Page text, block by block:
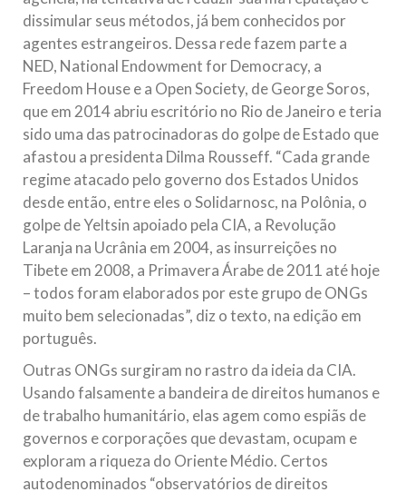
dissimular seus métodos, já bem conhecidos por
agentes estrangeiros. Dessa rede fazem parte a
NED, National Endowment for Democracy, a
Freedom House e a Open Society, de George Soros,
que em 2014 abriu escritório no Rio de Janeiro e teria
sido uma das patrocinadoras do golpe de Estado que
afastou a presidenta Dilma Rousseff. “Cada grande
regime atacado pelo governo dos Estados Unidos
desde então, entre eles o Solidarnosc, na Polônia, o
golpe de Yeltsin apoiado pela CIA, a Revolução
Laranja na Ucrânia em 2004, as insurreições no
Tibete em 2008, a Primavera Árabe de 2011 até hoje
– todos foram elaborados por este grupo de ONGs
muito bem selecionadas”, diz o texto, na edição em
português.
Outras ONGs surgiram no rastro da ideia da CIA.
Usando falsamente a bandeira de direitos humanos e
de trabalho humanitário, elas agem como espiãs de
governos e corporações que devastam, ocupam e
exploram a riqueza do Oriente Médio. Certos
autodenominados “observatórios de direitos